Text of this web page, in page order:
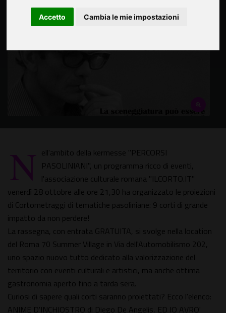
Accetto Cambia le mie impostazioni
N ell'ambito della kermesse "PERCORSI
PASOLINIANI", un programma ricco di eventi,
l'associazione culturale romana "ILCORTO.IT"
venerdì 28 ottobre alle ore 21,30 ha organizzato le proiezioni
di Cortometraggi di tematiche pasoliniane: 9 corti di grande
impatto da non perdere!
La rassegna, con entrata GRATUITA, si svolge nella location
del Roma 70 Summer Village in Via dell'Automobilismo 202,
uno spazio nuovo tutto dedicato alla valorizzazione del
territorio con eventi culturali e artistici, ma anche ottima
gastronomia aperto fino a tarda sera.
Curiosi di sapere quali corti saranno proiettati? Ecco l'elenco:
ANIME D'INCHIOSTRO di Diego De Angelis, ED IO AVRO'